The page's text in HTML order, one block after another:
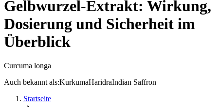
Gelbwurzel-Extrakt: Wirkung,
Dosierung und Sicherheit im
Überblick
Curcuma longa
Auch bekannt als:KurkumaHaridraIndian Saffron
Startseite